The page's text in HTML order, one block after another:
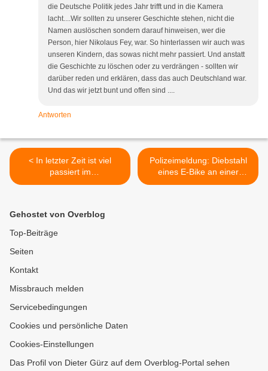
die Deutsche Politik jedes Jahr trifft und in die Kamera
lacht....Wir sollten zu unserer Geschichte stehen, nicht die
Namen auslöschen sondern darauf hinweisen, wer die
Person, hier Nikolaus Fey, war. So hinterlassen wir auch was
unseren Kindern, das sowas nicht mehr passiert. Und anstatt
die Geschichte zu löschen oder zu verdrängen - sollten wir
darüber reden und erklären, dass das auch Deutschland war.
Und das wir jetzt bunt und offen sind ....
Antworten
< In letzter Zeit ist viel
passiert im
Jugendbasketball der TGV!
Polizeimeldung: Diebstahl
eines E-Bike an einer
Sporthalle in Veitshöchheim
Gehostet von Overblog
Top-Beiträge
Seiten
Kontakt
Missbrauch melden
Servicebedingungen
Cookies und persönliche Daten
Cookies-Einstellungen
Das Profil von Dieter Gürz auf dem Overblog-Portal sehen